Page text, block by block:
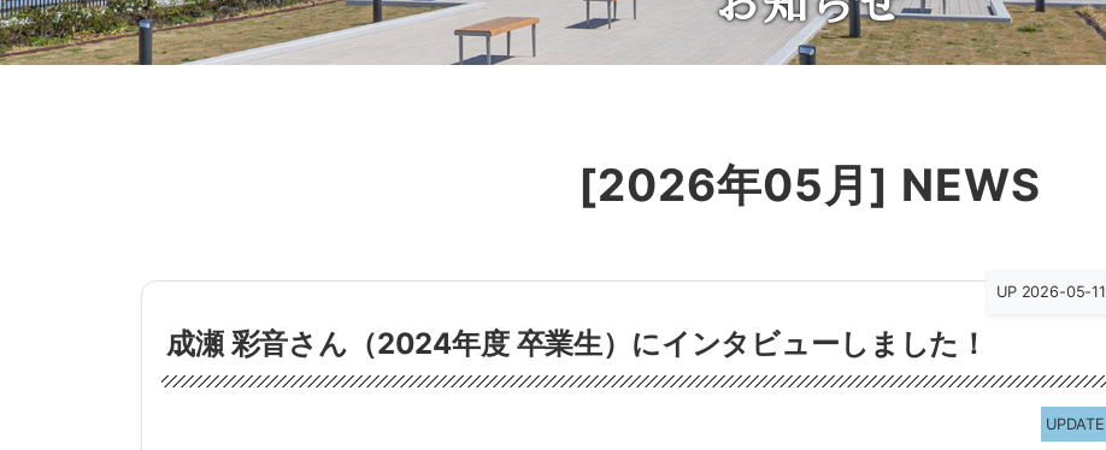
[2026年05月] NEWS
成瀬 彩音さん（2024年度 卒業生）にインタビューしました！
UP 2026-05-11
UPDATE